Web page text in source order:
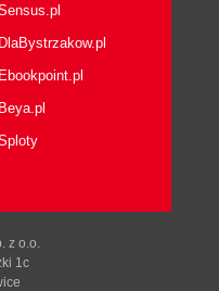
DlaBystrzakow.pl
Ebookpoint.pl
Beya.pl
z o.o.
1c